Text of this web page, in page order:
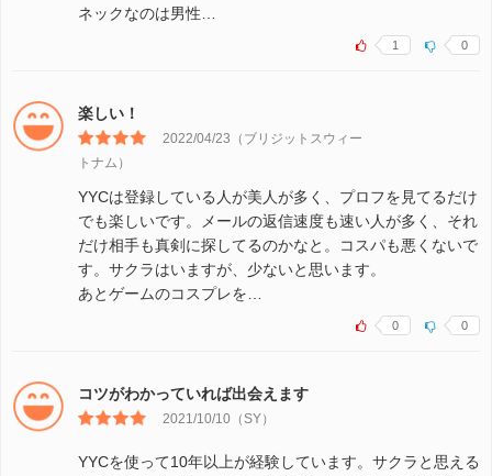
ネックなのは男性…
1 0
楽しい！
2022/04/23（ブリジットスウィー
トナム）
YYCは登録している人が美人が多く、プロフを見てるだけ
でも楽しいです。メールの返信速度も速い人が多く、それ
だけ相手も真剣に探してるのかなと。コスパも悪くないで
す。サクラはいますが、少ないと思います。
あとゲームのコスプレを…
0 0
コツがわかっていれば出会えます
2021/10/10（SY）
YYCを使って10年以上が経験しています。サクラと思える